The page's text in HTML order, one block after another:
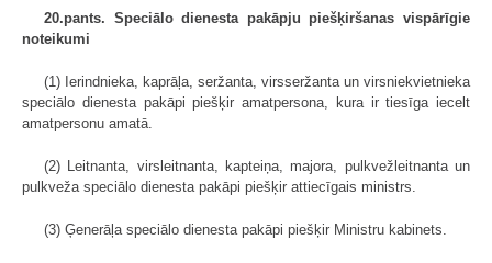
20.pants. Speciālo dienesta pakāpju piešķiršanas vispārīgie
noteikumi
(1) Ierindnieka, kaprāļa, seržanta, virsseržanta un virsniekvietnieka
speciālo dienesta pakāpi piešķir amatpersona, kura ir tiesīga iecelt
amatpersonu amatā.
(2) Leitnanta, virsleitnanta, kapteiņa, majora, pulkvežleitnanta un
pulkveža speciālo dienesta pakāpi piešķir attiecīgais ministrs.
(3) Ģenerāļa speciālo dienesta pakāpi piešķir Ministru kabinets.